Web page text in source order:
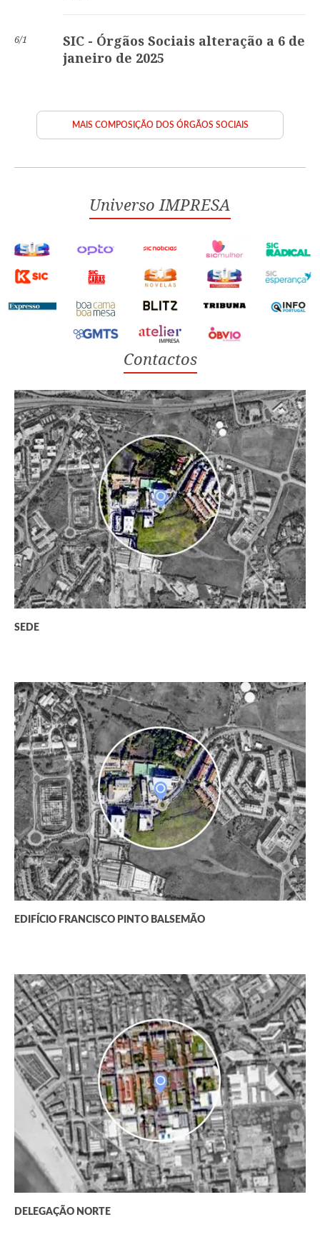
6/1
SIC - Órgãos Sociais alteração a 6 de
janeiro de 2025
MAIS COMPOSIÇÃO DOS ÓRGÃOS SOCIAIS
Universo IMPRESA
Contactos
SEDE
EDIFÍCIO FRANCISCO PINTO BALSEMÃO
DELEGAÇÃO NORTE